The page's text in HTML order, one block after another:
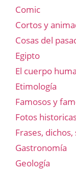
Comic
Cortos y
Cosas del
Egipto
El cuerpo
Etimología
Famosos y
Fotos
Frases,
Gastronomía
Geología